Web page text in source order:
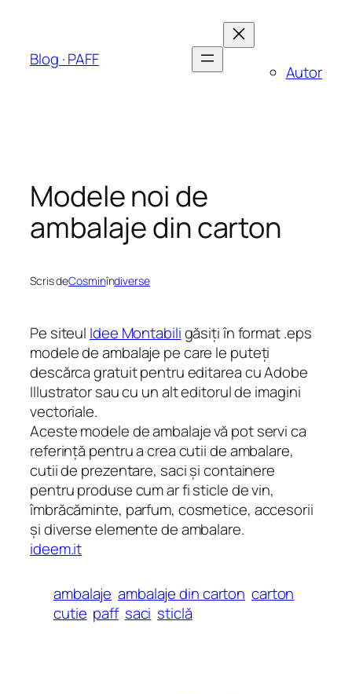
conținut
Blog · PAFF
Autor
Modele noi de
ambalaje din carton
Scris deCosminîndiverse
Pe siteul Idee Montabiligăsiți în format .eps
modele de ambalaje pe care le puteți
descărca gratuit pentru editarea cu Adobe
Illustrator sau cu un alt editorul de imagini
vectoriale.
Aceste modele de ambalaje vă pot servi ca
referință pentru a crea cutii de ambalare,
cutii de prezentare, saci și containere
pentru produse cum ar fi sticle de vin,
îmbrăcăminte, parfum, cosmetice, accesorii
și diverse elemente de ambalare.
ideem.it
ambalaje ambalaje din carton carton
cutie paff saci sticlă